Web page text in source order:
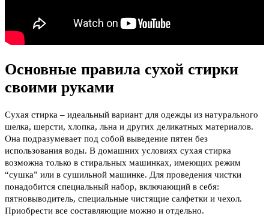
Основные правила сухой стирки
своими руками
Сухая стирка – идеальный вариант для одежды из натурального
шелка, шерсти, хлопка, льна и других деликатных материалов.
Она подразумевает под собой выведение пятен без
использования воды. В домашних условиях сухая стирка
возможна только в стиральных машинках, имеющих режим
“сушка” или в сушильной машинке. Для проведения чистки
понадобится специальный набор, включающий в себя:
пятновыводитель, специальные чистящие салфетки и чехол.
Приобрести все составляющие можно и отдельно.